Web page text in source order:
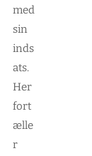
med
sin
inds
ats.
Her
fort
ælle
r